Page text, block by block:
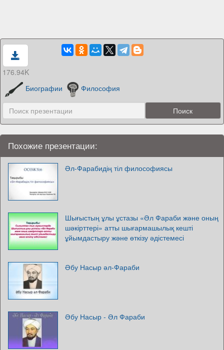
176.94K
Биографии
Философия
Похожие презентации:
Әл-Фарабидің тіл философиясы
Шығыстың ұлы ұстазы «Әл Фараби және оның
шәкірттері» атты шығармашылық кешті
ұйымдастыру және өткізу әдістемесі
Әбу Насыр әл-Фараби
Әбу Насыр - Әл Фараби